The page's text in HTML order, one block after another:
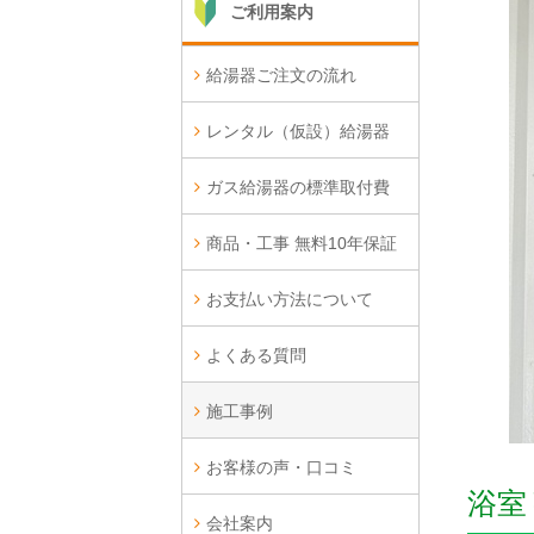
浴
ご利用案内
給湯器ご注文の流れ
レンタル（仮設）給湯器
ガス給湯器の標準取付費
商品・工事 無料10年保証
お支払い方法について
よくある質問
施工事例
お客様の声・口コミ
会社案内